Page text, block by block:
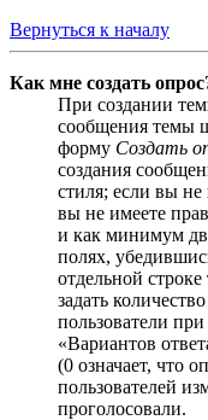
Вернуться к началу
Как мне создать
При создании
сообщения темы
форму Создать
создания
стиля; если вы
вы не имеете
и как минимум
полях,
отдельной
задать
пользователи
«Вариантов
(0 означает, что
пользователей
проголосовали.